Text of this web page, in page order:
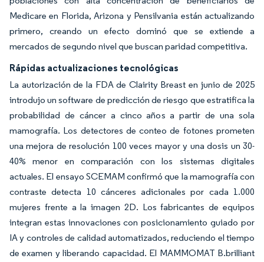
Medicare en Florida, Arizona y Pensilvania están actualizando
primero, creando un efecto dominó que se extiende a
mercados de segundo nivel que buscan paridad competitiva.
Rápidas actualizaciones tecnológicas
La autorización de la FDA de Clairity Breast en junio de 2025
introdujo un software de predicción de riesgo que estratifica la
probabilidad de cáncer a cinco años a partir de una sola
mamografía. Los detectores de conteo de fotones prometen
una mejora de resolución 100 veces mayor y una dosis un 30-
40% menor en comparación con los sistemas digitales
actuales. El ensayo SCEMAM confirmó que la mamografía con
contraste detecta 10 cánceres adicionales por cada 1.000
mujeres frente a la imagen 2D. Los fabricantes de equipos
integran estas innovaciones con posicionamiento guiado por
IA y controles de calidad automatizados, reduciendo el tiempo
de examen y liberando capacidad. El MAMMOMAT B.brilliant